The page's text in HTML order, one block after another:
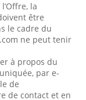
la
être
le cadre du
ne peut tenir
à propos du
par e-
de
de contact et en